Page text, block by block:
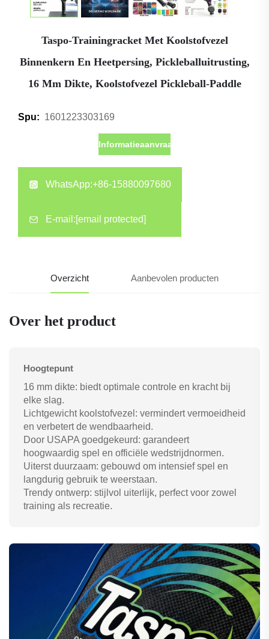
Taspo-Trainingracket Met Koolstofvezel
Binnenkern En Heetpersing, Pickleballuitrusting,
16 Mm Dikte, Koolstofvezel Pickleball-Paddle
Spu: 1601223303169
Informatieaanvraag
WhatsApp:+86-15880097680
E-mail: [email protected]
Overzicht Aanbevolen producten
Over het product
Hoogtepunt
16 mm dikte: biedt optimale controle en kracht bij
elke slag.
Lichtgewicht koolstofvezel: vermindert vermoeidheid
en verbetert de wendbaarheid.
Door USAPA goedgekeurd: garandeert
hoogwaardig spel en officiële wedstrijdnormen.
Uiterst duurzaam: gebouwd om intensief spel en
langdurig gebruik te weerstaan.
Trendy ontwerp: stijlvol uiterlijk, perfect voor zowel
training als recreatie.